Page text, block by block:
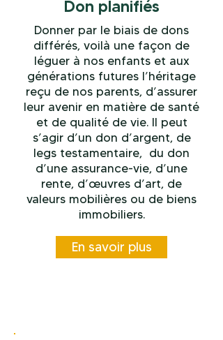
Don planifiés
Donner par le biais de dons
différés, voilà une façon de
léguer à nos enfants et aux
générations futures l’héritage
reçu de nos parents, d’assurer
leur avenir en matière de santé
et de qualité de vie. Il peut
s’agir d’un don d’argent, de
legs testamentaire, du don
d’une assurance-vie, d’une
rente, d’œuvres d’art, de
valeurs mobilières ou de biens
immobiliers.
En savoir plus